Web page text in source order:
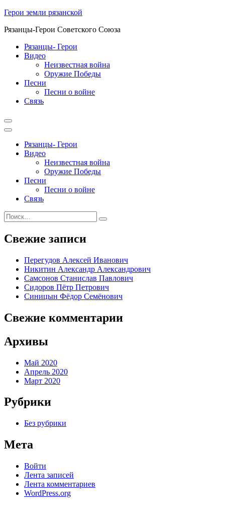
Перейти
содержимому
Герои земли рязанской
Рязанцы-Герои Советского Союза
Рязанцы- Герои
Видео
Неизвестная война
Оружие Победы
Песни
Песни о войне
Cвязь
Рязанцы- Герои
Видео
Неизвестная война
Оружие Победы
Песни
Песни о войне
Cвязь
Найти:
Поиск
Свежие записи
Перегудов Алексей Иванович
Никитин Александр Александрович
Самсонов Станислав Павлович
Сидоров Пётр Петрович
Синицын Фёдор Семёнович
Свежие комментарии
Архивы
Май 2020
Апрель 2020
Март 2020
Рубрики
Без рубрики
Мета
Войти
Лента записей
Лента комментариев
WordPress.org